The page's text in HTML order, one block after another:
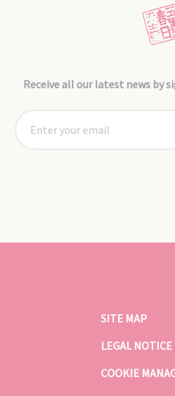
Receive all our latest news by
SITE MAP
LEGAL NOTICE
COOKIE